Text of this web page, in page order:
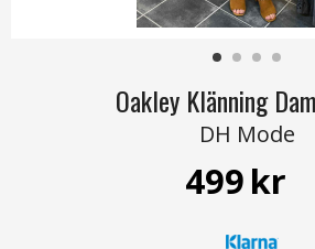
Oakley Klänning
DH Mode
499kr